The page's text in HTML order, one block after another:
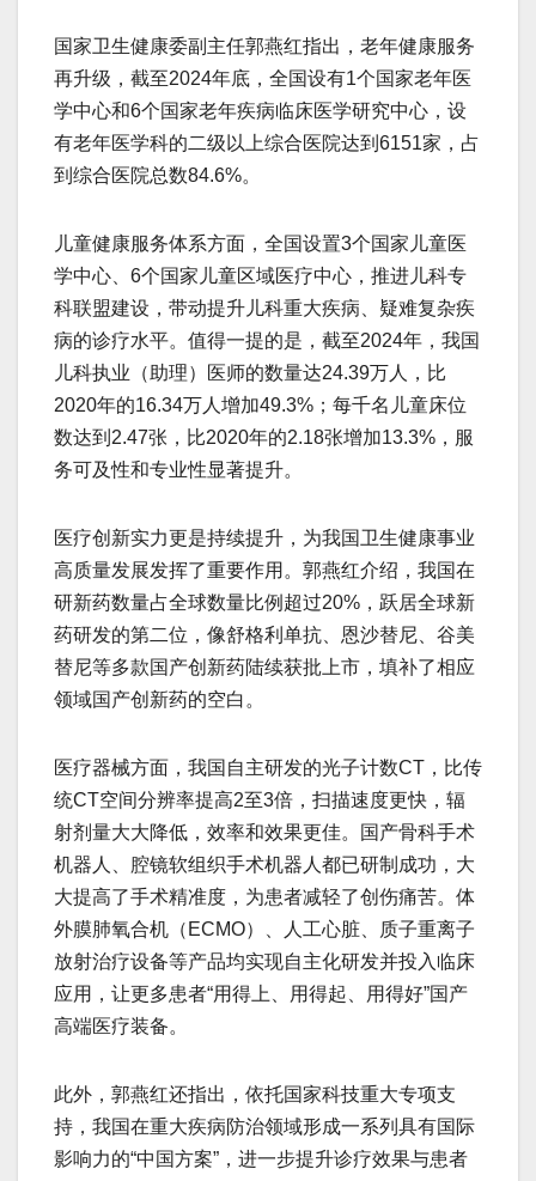
国家卫生健康委副主任郭燕红指出，老年健康服务
再升级，截至2024年底，全国设有1个国家老年医
学中心和6个国家老年疾病临床医学研究中心，设
有老年医学科的二级以上综合医院达到6151家，占
到综合医院总数84.6%。
儿童健康服务体系方面，全国设置3个国家儿童医
学中心、6个国家儿童区域医疗中心，推进儿科专
科联盟建设，带动提升儿科重大疾病、疑难复杂疾
病的诊疗水平。值得一提的是，截至2024年，我国
儿科执业（助理）医师的数量达24.39万人，比
2020年的16.34万人增加49.3%；每千名儿童床位
数达到2.47张，比2020年的2.18张增加13.3%，服
务可及性和专业性显著提升。
医疗创新实力更是持续提升，为我国卫生健康事业
高质量发展发挥了重要作用。郭燕红介绍，我国在
研新药数量占全球数量比例超过20%，跃居全球新
药研发的第二位，像舒格利单抗、恩沙替尼、谷美
替尼等多款国产创新药陆续获批上市，填补了相应
领域国产创新药的空白。
医疗器械方面，我国自主研发的光子计数CT，比传
统CT空间分辨率提高2至3倍，扫描速度更快，辐
射剂量大大降低，效率和效果更佳。国产骨科手术
机器人、腔镜软组织手术机器人都已研制成功，大
大提高了手术精准度，为患者减轻了创伤痛苦。体
外膜肺氧合机（ECMO）、人工心脏、质子重离子
放射治疗设备等产品均实现自主化研发并投入临床
应用，让更多患者“用得上、用得起、用得好”国产
高端医疗装备。
此外，郭燕红还指出，依托国家科技重大专项支
持，我国在重大疾病防治领域形成一系列具有国际
影响力的“中国方案”，进一步提升诊疗效果与患者